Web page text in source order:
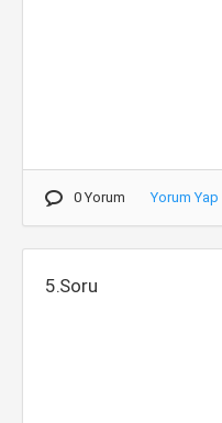
0 Yorum Yorum Yap
5.Soru